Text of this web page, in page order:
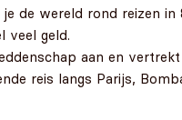
de wereld rond reizen
veel geld.
aan en
reis langs Parijs,